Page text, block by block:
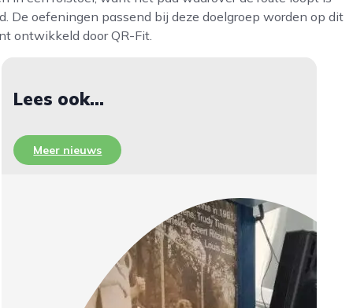
De oefeningen passend bij deze doelgroep worden op dit
ontwikkeld door QR-Fit.
Lees ook...
Meer nieuws